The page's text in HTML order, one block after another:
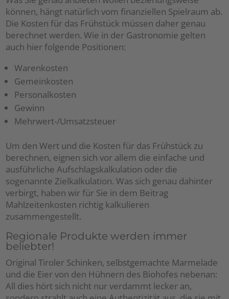
können, hängt natürlich vom finanziellen Spielraum ab.
Die Kosten für das Frühstück müssen daher genau
berechnet werden. Wie in der Gastronomie gelten
auch hier folgende Positionen:
Warenkosten
Gemeinkosten
Personalkosten
Gewinn
Mehrwert-/Umsatzsteuer
Um den Wert und die Kosten für das Frühstück zu
berechnen, eignen sich vor allem die einfache und
ausführliche Aufschlagskalkulation oder die
sogenannte Zielkalkulation. Was sich genau dahinter
verbirgt, haben wir für Sie in dem Beitrag
Mahlzeitenkosten richtig kalkulieren
zusammengestellt.
Regionale Produkte werden immer
beliebter!
Original Tiroler Schinken, selbstgemachte Marmelade
und die Eier von den Hühnern des Biohofes nebenan:
All dies hört sich nicht nur verdammt lecker an,